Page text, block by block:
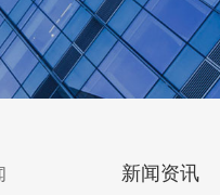
新闻资讯